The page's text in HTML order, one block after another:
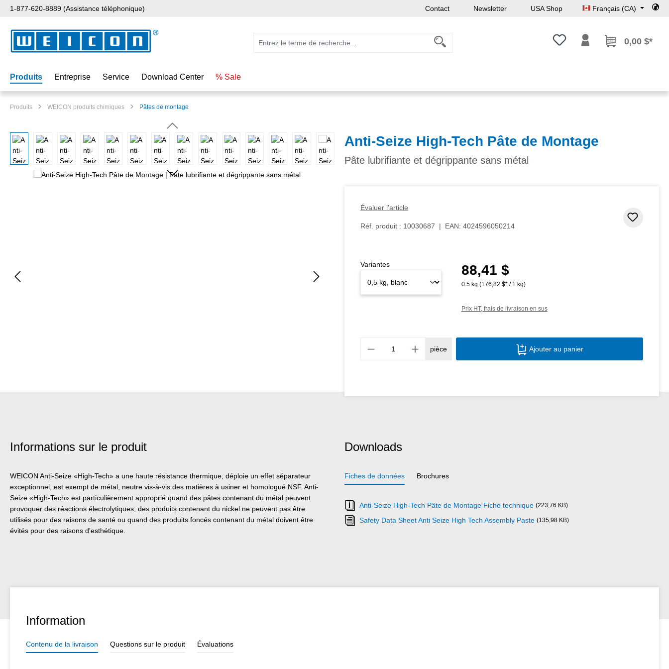
au contenu principal
Passer à la recherche
Passer à la navigation principale
1-877-620-8889 (Assistance téléphonique) Contact Newsletter USA Shop Français (CA)
Vous avez 0 articles dans votre
0,00 $*
Produits Entreprise Service Download Center % Sale
Produits WEICON produits chimiques Pâtes de montage
Ignorer la galerie d'images Anti-Seize High-Tech Pâte de Montage
Pâte lubrifiante et dégrippante sans métal
Évaluer l'article
Réf. produit : 10030687 | EAN: 4024596050214
Prix régulier :
88,41 $
0.5 kg (176,82 $* / 1 kg)
Prix HT, frais de livraison en sus
Variantes
Quantité de produit : Entrez la quantité
pièce Ajouter au panier
Informations sur le produit
WEICON Anti-Seize «High-Tech» a une haute résistance thermique, déploie un effet séparateur
exceptionnel, est exempt de métal, neutre vis-à-vis des matières à usiner et homologué NSF. Anti-
Seize «High-Tech» est particulièrement approprié quand des pâtes contenant du métal peuvent
provoquer des réactions électrolytiques, des produits contenant du nickel ne peuvent pas être
utilisés pour des raisons de santé ou quand des produits foncés contenant du métal doivent être
évités pour des raisons d'esthétique.
Downloads
Fiches de données Brochures
Anti-Seize High-Tech Pâte de Montage Fiche technique (223,76 KB)
Safety Data Sheet Anti Seize High Tech Assembly Paste (135,98 KB)
Information
Contenu de la livraison Questions sur le produit Évaluations